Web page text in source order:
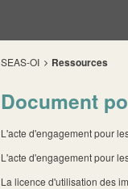
SEAS-OI Ressources
Document
L'acte d'engagement pour
L'acte d'engagement pour
La licence d'utilisation des